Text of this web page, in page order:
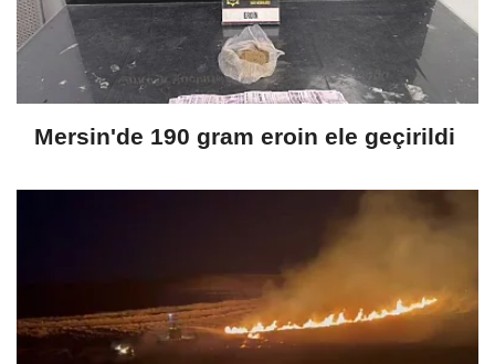
Mersin'de 190 gram eroin ele geçirildi